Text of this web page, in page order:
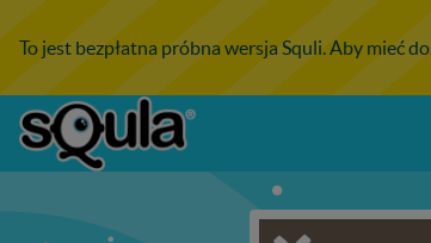
To jest bezpłatna próbna wersja Squli. Aby mieć